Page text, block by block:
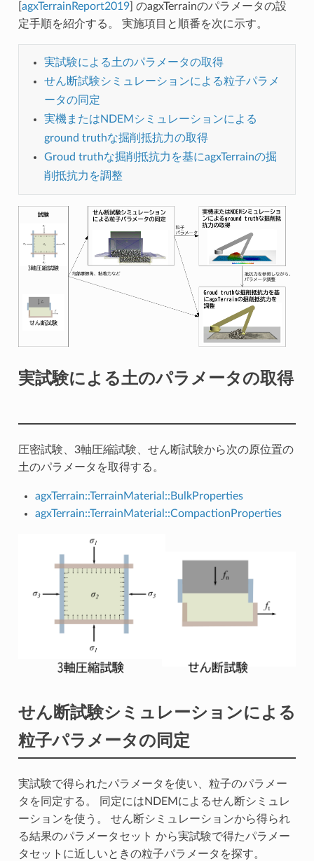
agxTerrainReport2019] のagxTerrainのパラメータの設
定手順を紹介する。 実施項目と順番を次に示す。
実試験による土のパラメータの取得
せん断試験シミュレーションによる粒子パラメ
ータの同定
実機またはNDEMシミュレーションによる
ground truthな掘削抵抗力の取得
Groud truthな掘削抵抗力を基にagxTerrainの掘
削抵抗力を調整
実試験による土のパラメータの取得
圧密試験、3軸圧縮試験、せん断試験から次の原位置の
土のパラメータを取得する。
agxTerrain::TerrainMaterial::BulkProperties
agxTerrain::TerrainMaterial::CompactionProperties
せん断試験シミュレーションによる
粒子パラメータの同定
実試験で得られたパラメータを使い、粒子のパラメー
タを同定する。 同定にはNDEMによるせん断シミュレ
ーションを使う。 せん断シミュレーションから得られ
る結果のパラメータセット から実試験で得たパラメー
タセットに近しいときの粒子パラメータを探す。